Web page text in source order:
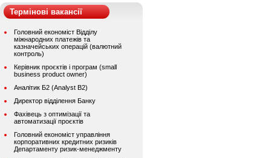
Термінові вакансії
Головний економіст Відділу
міжнародних платежів та
казначейських операцій (валютний
контроль)
Керівник проєктів і програм (small
business product owner)
Аналітик Б2 (Analyst B2)
Директор відділення Банку
Фахівець з оптимізації та
автоматизації проєктів
Головний економіст управління
корпоративних кредитних ризиків
Департаменту ризик-менеджменту